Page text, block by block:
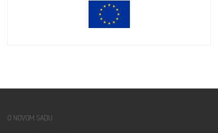
O NOVOM SADU